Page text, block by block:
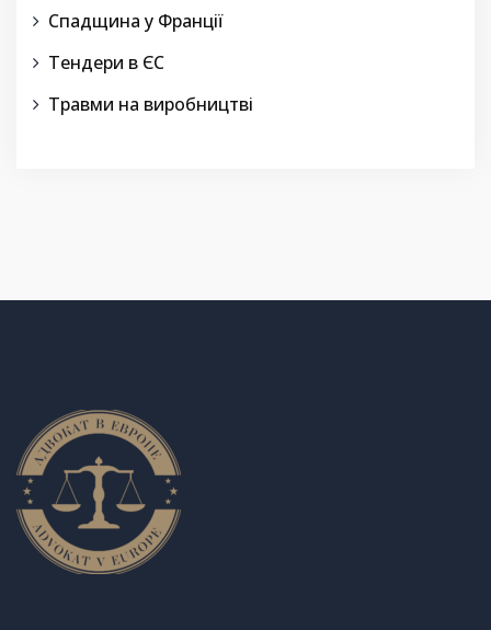
Спадщина у Франції
Тендери в ЄС
Травми на виробництві